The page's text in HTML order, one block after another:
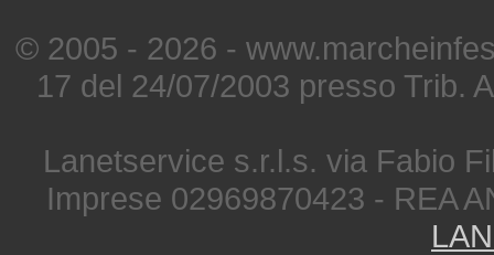
© 2005 - 2026 -
17 del 24/07/2003 presso Trib.
Lanetservice s.r.l.s. via Fabio
Imprese 02969870423 - REA